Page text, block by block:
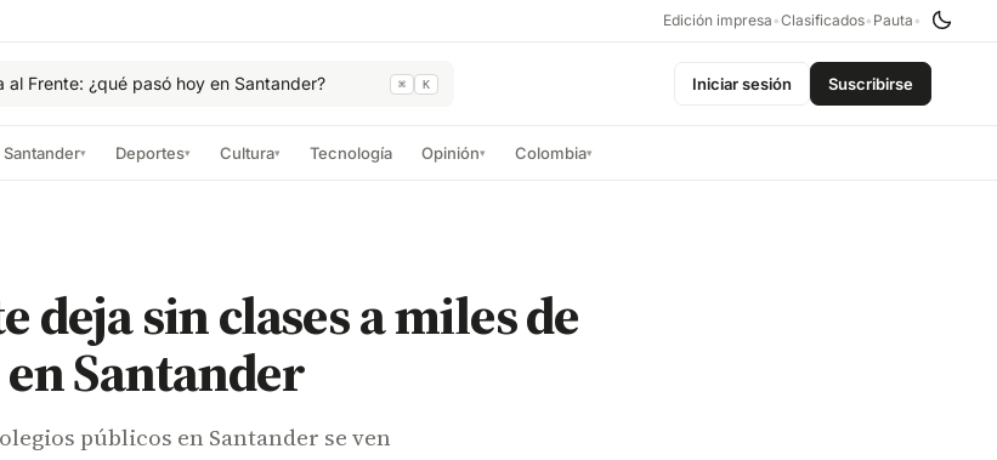
Edición impresa •Clasificados• Pauta •
al Frente: ¿qué pasó hoy en Santander? ⌘ K Iniciar sesión Suscribirse
Santander▾ Deportes▾ Cultura▾ Tecnología Opinión▾ Colombia▾
deja sin clases a miles de
Santander
públicos en Santander se ven